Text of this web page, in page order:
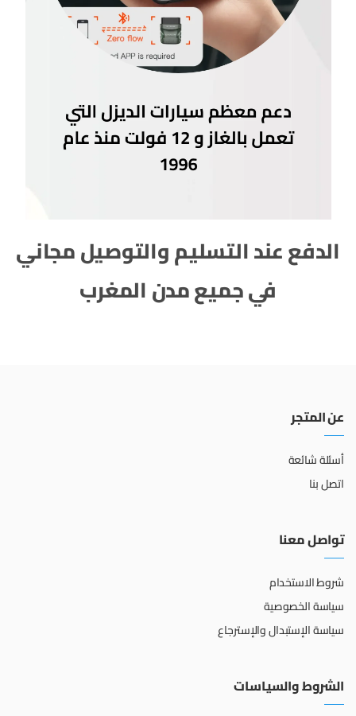
الدفع عند التسليم والتوصيل مجاني
في جميع مدن المغرب
عن المتجر
أسئلة شائعة
اتصل بنا
تواصل معنا
شروط الاستخدام
سياسة الخصوصية
سياسة الإستبدال والإسترجاع
الشروط والسياسات